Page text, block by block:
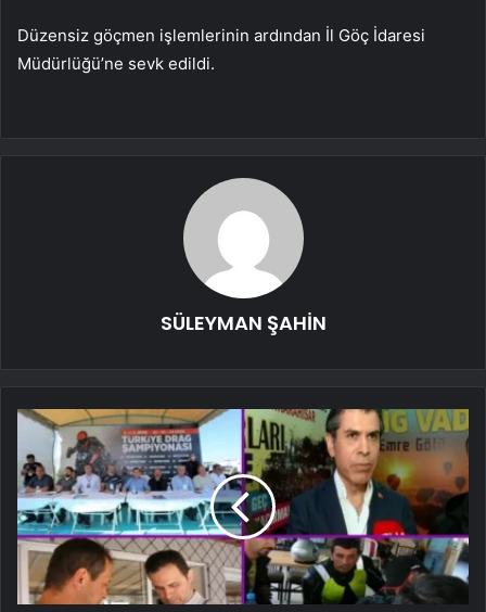
Düzensiz göçmen işlemlerinin ardından İl Göç İdaresi
Müdürlüğü’ne sevk edildi.
SÜLEYMAN ŞAHİN